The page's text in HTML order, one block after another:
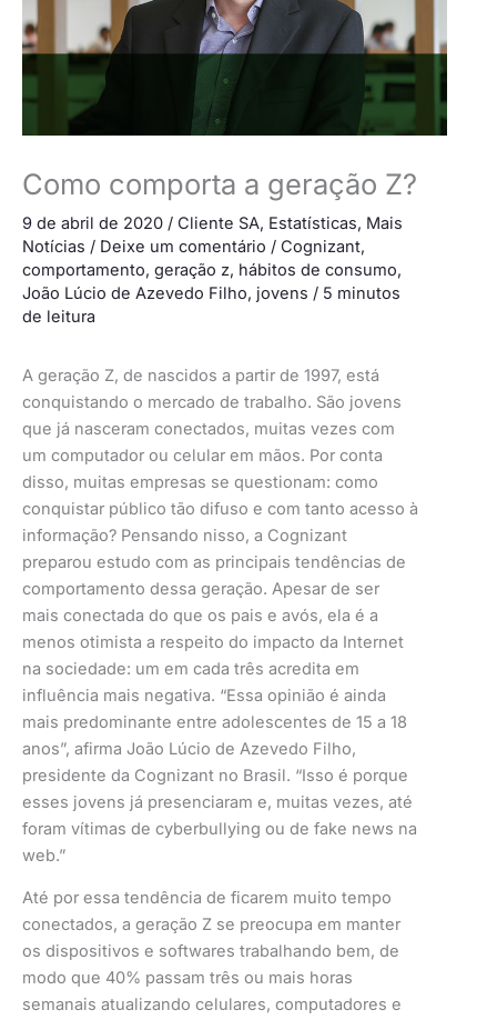
Como comporta a geração Z?
9 de abril de 2020 / Cliente SA, Estatísticas, Mais
Notícias / Deixe um comentário / Cognizant,
comportamento, geração z, hábitos de consumo,
João Lúcio de Azevedo Filho, jovens / 5 minutos
de leitura
A geração Z, de nascidos a partir de 1997, está
conquistando o mercado de trabalho. São jovens
que já nasceram conectados, muitas vezes com
um computador ou celular em mãos. Por conta
disso, muitas empresas se questionam: como
conquistar público tão difuso e com tanto acesso à
informação? Pensando nisso, a Cognizant
preparou estudo com as principais tendências de
comportamento dessa geração. Apesar de ser
mais conectada do que os pais e avós, ela é a
menos otimista a respeito do impacto da Internet
na sociedade: um em cada três acredita em
influência mais negativa. “Essa opinião é ainda
mais predominante entre adolescentes de 15 a 18
anos”, afirma João Lúcio de Azevedo Filho,
presidente da Cognizant no Brasil. “Isso é porque
esses jovens já presenciaram e, muitas vezes, até
foram vítimas de cyberbullying ou de fake news na
web.”
Até por essa tendência de ficarem muito tempo
conectados, a geração Z se preocupa em manter
os dispositivos e softwares trabalhando bem, de
modo que 40% passam três ou mais horas
semanais atualizando celulares, computadores e